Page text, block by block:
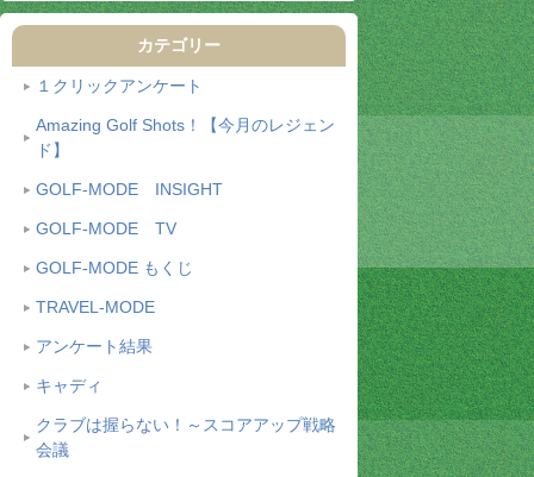
カテゴリー
１クリックアンケート
Amazing Golf Shots！【今月のレジェン
ド】
GOLF-MODE INSIGHT
GOLF-MODE TV
GOLF-MODE もくじ
TRAVEL-MODE
アンケート結果
キャディ
クラブは握らない！～スコアアップ戦略
会議